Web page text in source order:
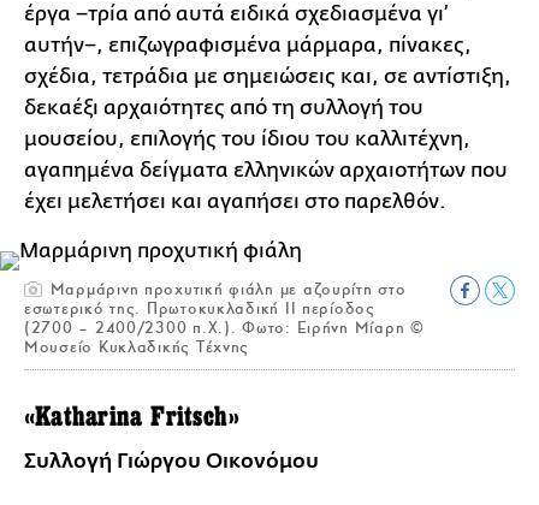
έργα −τρία από αυτά ειδικά σχεδιασμένα γι’
αυτήν−, επιζωγραφισμένα μάρμαρα, πίνακες,
σχέδια, τετράδια με σημειώσεις και, σε αντίστιξη,
δεκαέξι αρχαιότητες από τη συλλογή του
μουσείου, επιλογής του ίδιου του καλλιτέχνη,
αγαπημένα δείγματα ελληνικών αρχαιοτήτων που
έχει μελετήσει και αγαπήσει στο παρελθόν.
Μαρμάρινη προχυτική φιάλη με αζουρίτη στο
εσωτερικό της. Πρωτοκυκλαδική ΙΙ περίοδος
(2700 – 2400/2300 π.Χ.). Φωτο: Ειρήνη Μίαρη ©
Μουσείο Κυκλαδικής Τέχνης
«Katharina Fritsch»
Συλλογή Γιώργου Οικονόμου